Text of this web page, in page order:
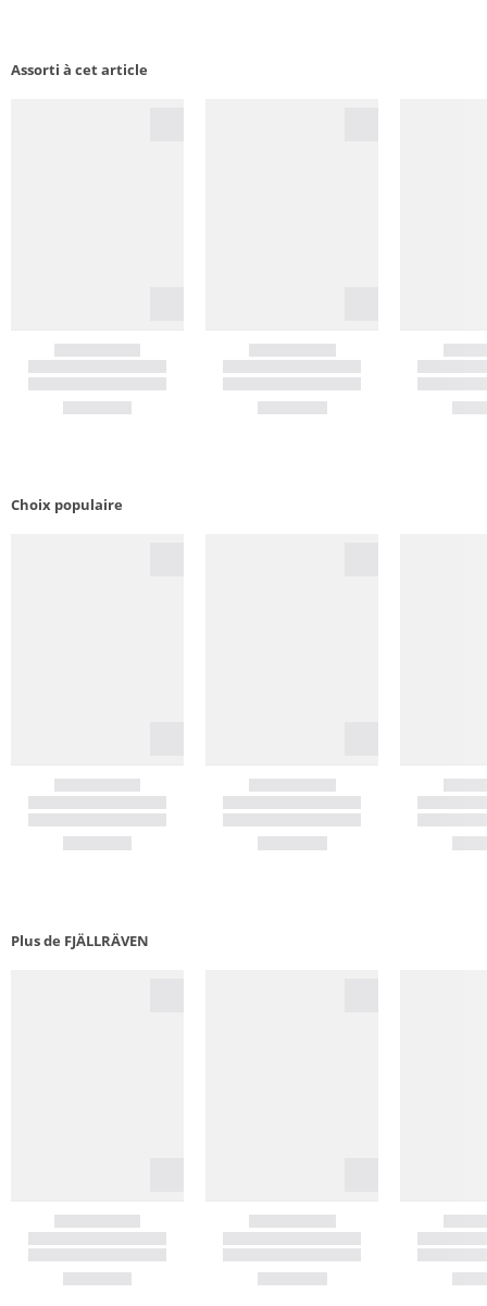
Assorti à cet article
Choix populaire
Plus de FJÄLLRÄVEN